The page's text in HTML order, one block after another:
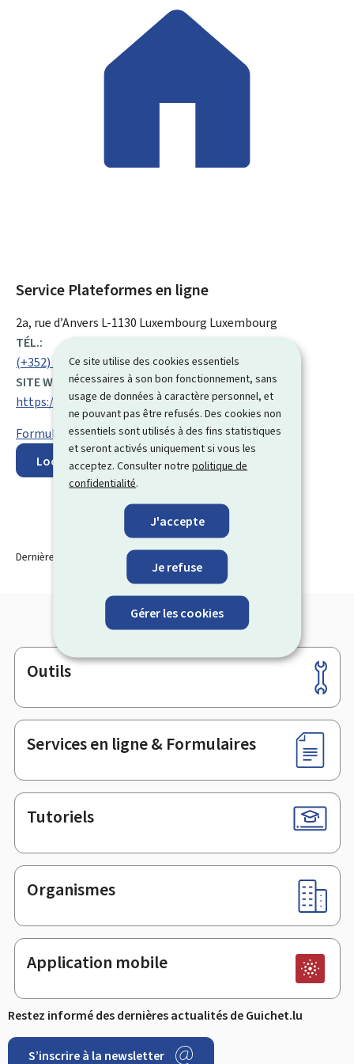
Ce site utilise des cookies essentiels
nécessaires à son bon fonctionnement, sans
usage de données à caractère personnel, et
ne pouvant pas être refusés. Des cookies non
essentiels sont utilisés à des fins statistiques
et seront activés uniquement si vous les
acceptez. Consulter notrepolitique de
confidentialité.
J'accepte
Je refuse
Gérer les cookies
Service Plateformes en ligne
ADRESSE
:
2a, rue d’Anvers L-1130 Luxembourg Luxembourg
TÉL.:
(+352) 247 84 728
SITE WEB :
https://concurrence.public.lu/fr.html
Formulaire de contact
Localisez sur la carte
Dernière modification le17.09.2025
Pied
de
page
Outils
Services en ligne & Formulaires
Tutoriels
Organismes
Application mobile
Restez informé des dernières actualités de Guichet.lu
S’inscrire à la newsletter